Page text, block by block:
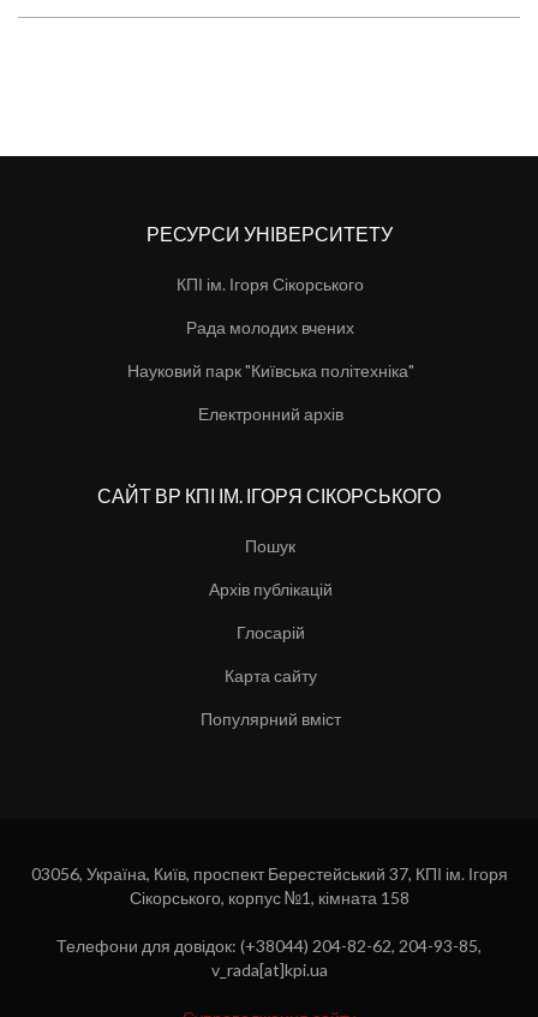
РЕСУРСИ УНІВЕРСИТЕТУ
КПІ ім. Ігоря Сікорського
Рада молодих вчених
Науковий парк "Київська політехніка"
Електронний архів
САЙТ ВР КПІ ІМ. ІГОРЯ СІКОРСЬКОГО
Пошук
Архів публікацій
Глосарій
Карта сайту
Популярний вміст
03056, Україна, Київ, проспект Берестейський 37, КПІ ім. Ігоря
Сікорського, корпус №1, кімната 158
Телефони для довідок: (+38044) 204-82-62, 204-93-85,
v_rada[at]kpi.ua